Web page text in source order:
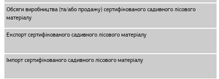
Обсяги виробництва (та/або продажу) сертифікованого садивного лісового
матеріалу
Експорт сертифікованого садивного лісового матеріалу
Імпорт сертифікованого садивного лісового матеріалу